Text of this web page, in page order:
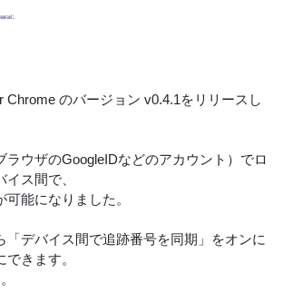
Chrome のバージョン v0.4.1をリリースし
ラウザのGoogleIDなどのアカウント）でロ
ス間で、
能になりました。
「デバイス間で追跡番号を同期」をオンに
きます。